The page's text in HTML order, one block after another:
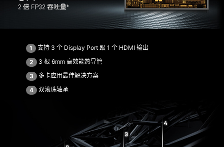
1
支持 3 个 Display Port 跟 1 个 HDMI 输出
2
3 根 6mm 高效能热导管
3
多卡应用最佳解决方案
4
双滚珠轴承